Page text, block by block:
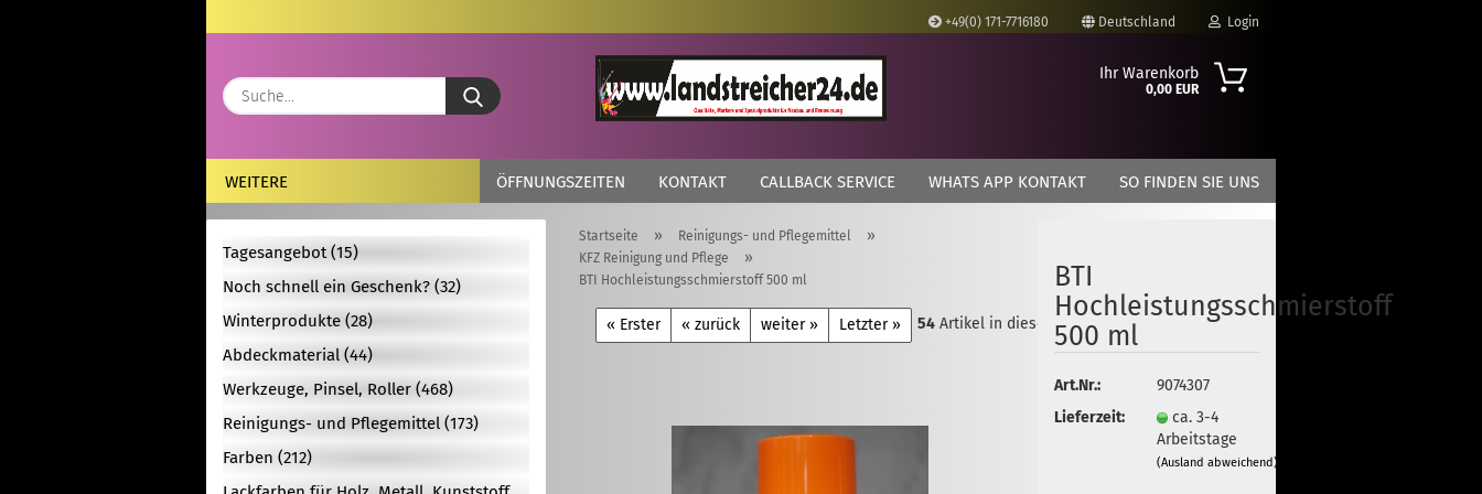
+49(0) 171-7716180 Deutschland
Lieferland
Login
Passwort
Konto erstellen
Passwort vergessen?
Suche...
Ihr Warenkorb
0,00 EUR
ÖFFNUNGSZEITEN KONTAKT CALLBACK SERVICE WHATS APP KONTAKT SO FINDEN SIE UNS
WEITERE
Startseite » Reinigungs- und Pflegemittel »
KFZ Reinigung und Pflege »
BTI Hochleistungsschmierstoff 500 ml
« Erster « zurück weiter » Letzter » 54 Artikel in dieser Kategorie
BTI
Hochleistungsschmierstoff
500 ml
Art.Nr.:
9074307
Lieferzeit:
ca. 3-4
Arbeitstage
(Ausland abweichend)
Tagesangebot (15)
Noch schnell ein Geschenk? (32)
Winterprodukte (28)
Abdeckmaterial (44)
Werkzeuge, Pinsel, Roller (468)
Reinigungs- und Pflegemittel (173)
Farben (212)